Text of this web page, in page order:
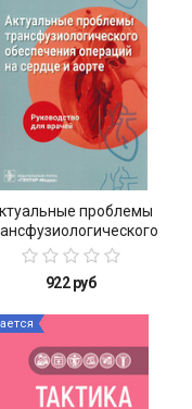
проблемы
операций на
для врачей
922 руб